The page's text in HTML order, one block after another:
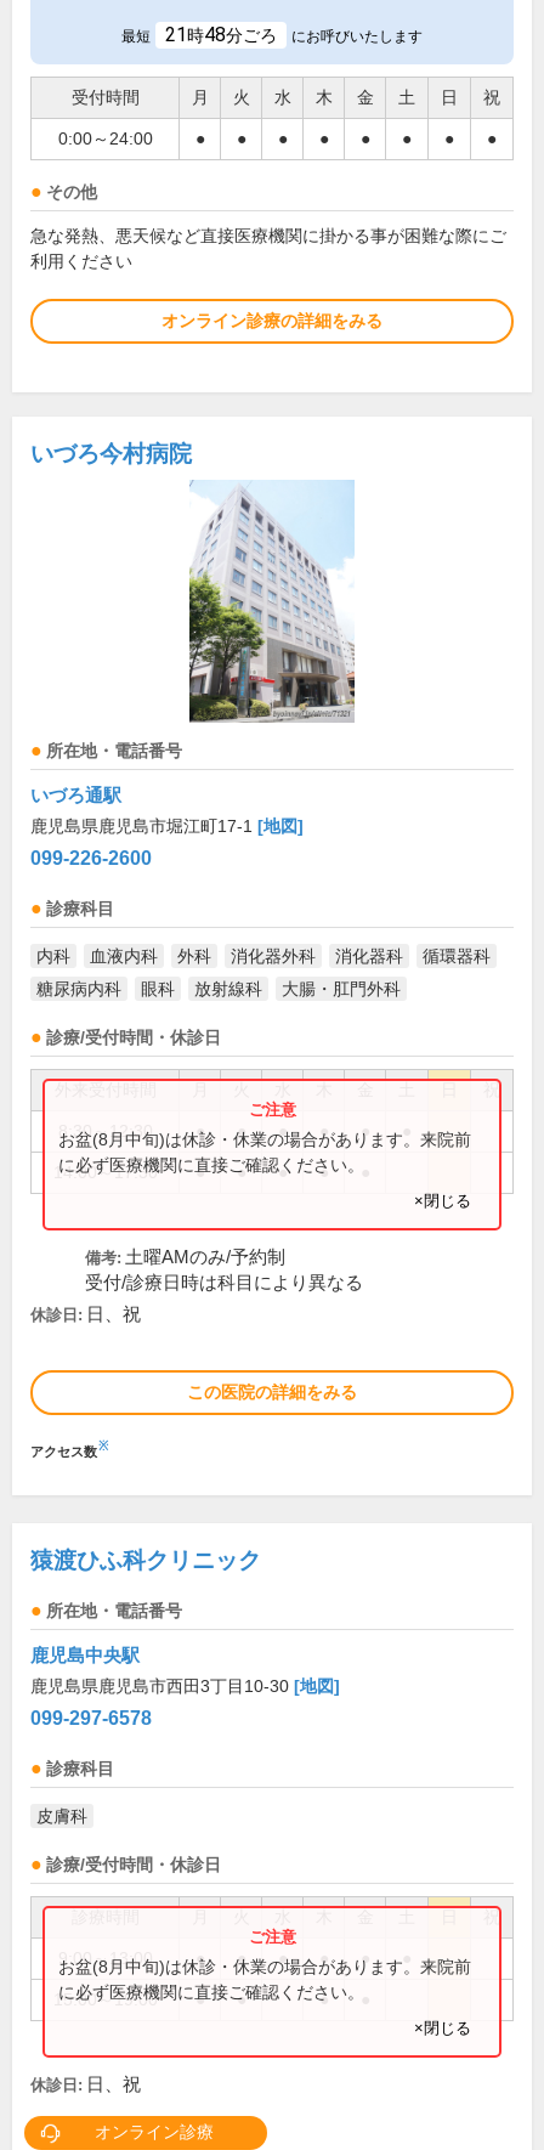
最短 21時48分ごろ にお呼びいたします
受付時間 月 火 水 木 金 土 日 祝
0:00～24:00 ● ● ● ● ● ● ● ●
その他
急な発熱、悪天候など直接医療機関に掛かる事が困難な際にご
利用ください
オンライン診療の詳細をみる
いづろ今村病院
所在地・電話番号
いづろ通駅
鹿児島県鹿児島市堀江町17-1 [地図]
099-226-2600
診療科目
内科 血液内科 外科 消化器外科 消化器科
循環器科
糖尿病内科
眼科 放射線科 大腸・肛門外科
診療/受付時間・休診日
祝
8:30～12:30 ● ● ● ● ●
14:00～17:30 ● ● ● ●
お盆(8月中旬)は休診・休業の場合があります。来院前
に必ず医療機関に直接ご確認ください。
×閉じる
備考: 土曜AMのみ/予約制
受付/診療日時は科目により異なる
休診日: 日、祝
この医院の詳細をみる
アクセス数※
猿渡ひふ科クリニック
所在地・電話番号
鹿児島中央駅
鹿児島県鹿児島市西田3丁目10-30 [地図]
099-297-6578
診療科目
皮膚科
診療/受付時間・休診日
祝
9:00～13:00 ● ● ● ● ●
15:00～19:00 ● ● ●
お盆(8月中旬)は休診・休業の場合があります。来院前
に必ず医療機関に直接ご確認ください。
×閉じる
休診日: 日、祝
オンライン診療